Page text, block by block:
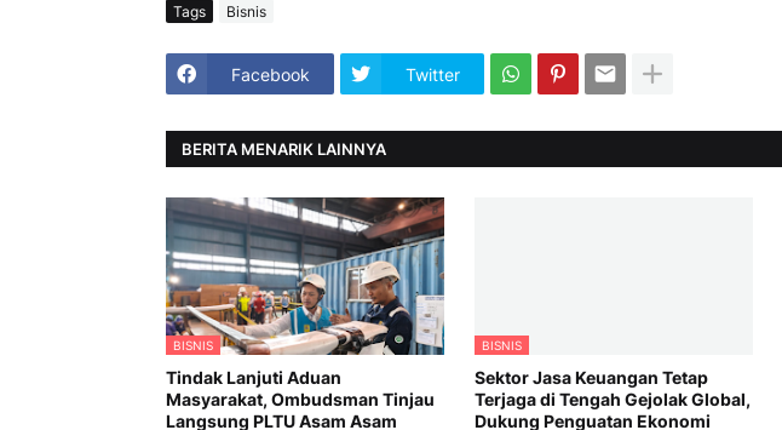
Tags Bisnis
Facebook Twitter
BERITA MENARIK LAINNYA
BISNIS
Tindak Lanjuti Aduan
Masyarakat, Ombudsman Tinjau
Langsung PLTU Asam Asam
BISNIS
Sektor Jasa Keuangan Tetap
Terjaga di Tengah Gejolak Global,
Dukung Penguatan Ekonomi